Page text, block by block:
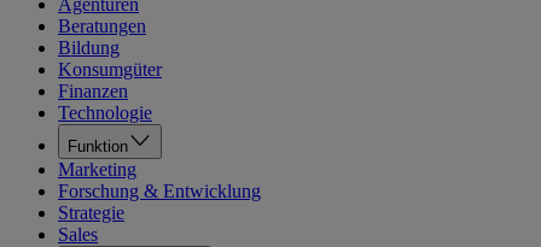
Agenturen
Beratungen
Bildung
Konsumgüter
Finanzen
Technologie
Funktion
Marketing
Forschung & Entwicklung
Strategie
Sales